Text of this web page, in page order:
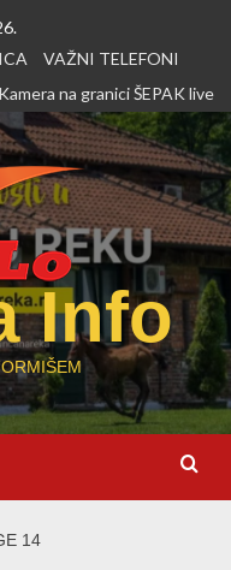
VAŽNI TELEFONI
Kamera na granici ŠEPAK live
Info
14